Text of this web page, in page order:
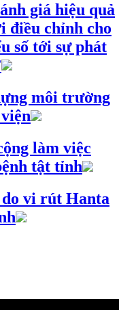
giá hiệu quả
điều chỉnh cho
số tới sự phát
môi trường
làm việc
tật tỉnh
vi rút Hanta